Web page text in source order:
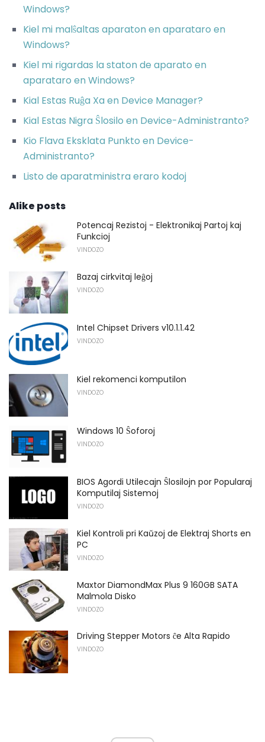
Windows?
Kiel mi malŝaltas aparaton en aparataro en
Windows?
Kiel mi rigardas la staton de aparato en
aparataro en Windows?
Kial Estas Ruĝa Xa en Device Manager?
Kial Estas Nigra Ŝlosilo en Device-Administranto?
Kio Flava Eksklata Punkto en Device-
Administranto?
Listo de aparatministra eraro kodoj
Alike posts
Potencaj Rezistoj - Elektronikaj Partoj kaj
Funkcioj
VINDOZO
Bazaj cirkvitaj leĝoj
VINDOZO
Intel Chipset Drivers v10.1.1.42
VINDOZO
Kiel rekomenci komputilon
VINDOZO
Windows 10 Ŝoforoj
VINDOZO
BIOS Agordi Utilecajn Ŝlosilojn por Popularaj
Komputilaj Sistemoj
VINDOZO
Kiel Kontroli pri Kaŭzoj de Elektraj Shorts en
PC
VINDOZO
Maxtor DiamondMax Plus 9 160GB SATA
Malmola Disko
VINDOZO
Driving Stepper Motors ĉe Alta Rapido
VINDOZO